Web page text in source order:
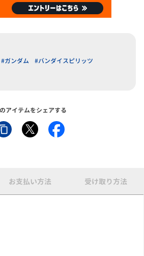
#ガンダム
#バンダイスピリッツ
アイテムをシェアする
お支払い方法 受け取り方法